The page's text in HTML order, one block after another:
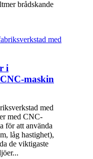
brådskande
i
maskin
med
med CNC-
för att använda
låg hastighet),
de viktigaste